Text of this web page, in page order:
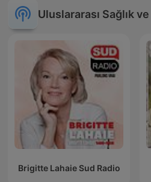
Uluslararası Sağlık
Brigitte Lahaie Sud Radio